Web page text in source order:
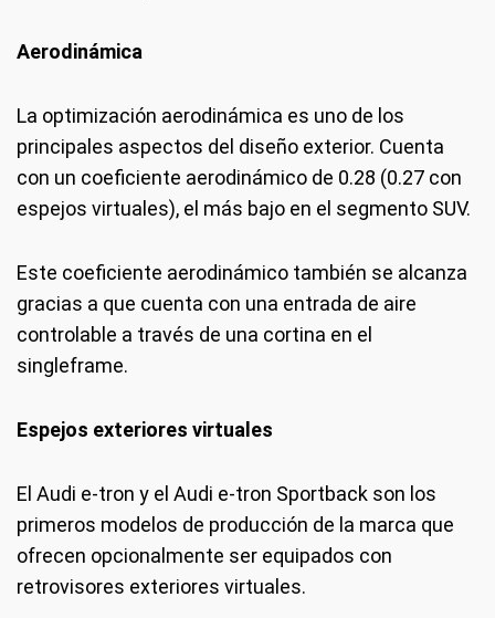
Aerodinámica
La optimización aerodinámica es uno de los
principales aspectos del diseño exterior. Cuenta
con un coeficiente aerodinámico de 0.28 (0.27 con
espejos virtuales), el más bajo en el segmento SUV.
Este coeficiente aerodinámico también se alcanza
gracias a que cuenta con una entrada de aire
controlable a través de una cortina en el
singleframe.
Espejos exteriores virtuales
El Audi e-tron y el Audi e-tron Sportback son los
primeros modelos de producción de la marca que
ofrecen opcionalmente ser equipados con
retrovisores exteriores virtuales.